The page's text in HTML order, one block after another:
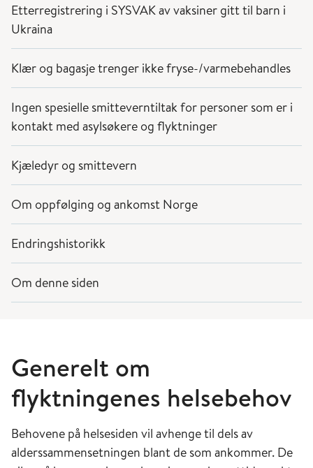
Etterregistrering i SYSVAK av vaksiner gitt til barn i
Ukraina
Klær og bagasje trenger ikke fryse-/varmebehandles
Ingen spesielle smitteverntiltak for personer som er i
kontakt med asylsøkere og flyktninger
Kjæledyr og smittevern
Om oppfølging og ankomst Norge
Endringshistorikk
Om denne siden
Generelt om
flyktningenes helsebehov
Behovene på helsesiden vil avhenge til dels av
alderssammensetningen blant de som ankommer. De